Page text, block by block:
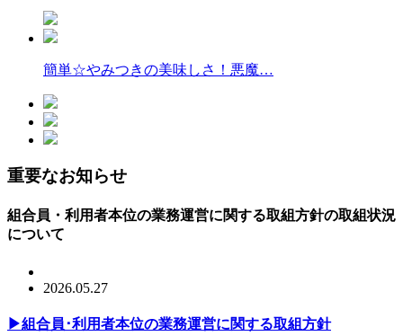
簡単☆やみつきの美味しさ！悪魔…
重要なお知らせ
組合員・利用者本位の業務運営に関する取組方針の取組状況
について
2026.05.27
▶組合員･利用者本位の業務運営に関する取組方針